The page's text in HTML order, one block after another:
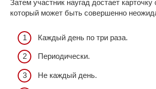
Затем участник наугад достает карточку
который может быть совершенно
Каждый день по три раза.
Периодически.
Не каждый день.